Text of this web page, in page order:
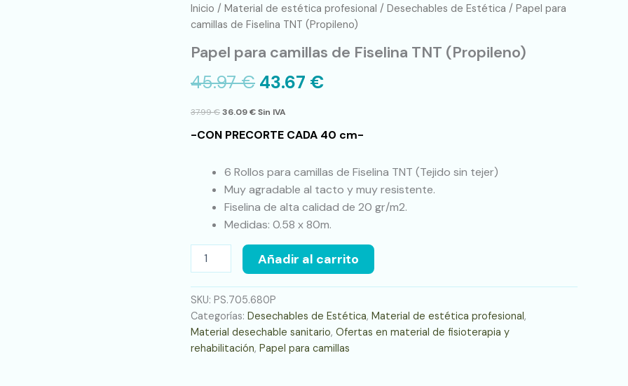
Inicio / Material de estética profesional / Desechables de Estética / Papel para
camillas de Fiselina TNT (Propileno)
Papel para camillas de Fiselina TNT (Propileno)
45.97€ 43.67 €
37.99€36.09€Sin IVA
-CON PRECORTE CADA 40 cm-
6 Rollos para camillas de Fiselina TNT (Tejido sin tejer)
Muy agradable al tacto y muy resistente.
Fiselina de alta calidad de 20 gr/m2.
Medidas: 0.58 x 80m.
Papel
para
de
Fiselina
TNT
(Propileno)
Añadir al carrito
SKU: PS.705.680P
Categorías: Desechables de Estética, Material de estética profesional,
Material desechable sanitario, Ofertas en material de fisioterapia y
rehabilitación, Papel para camillas